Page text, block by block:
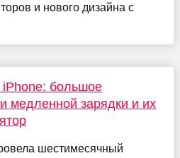
и нового дизайна с
iPhone: большое
медленной зарядки и их
шестимесячный